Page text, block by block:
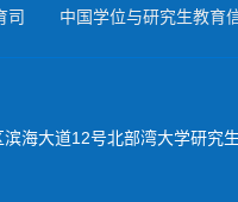
司 中国学位与研究生教育
海大道12号北部湾大学研究